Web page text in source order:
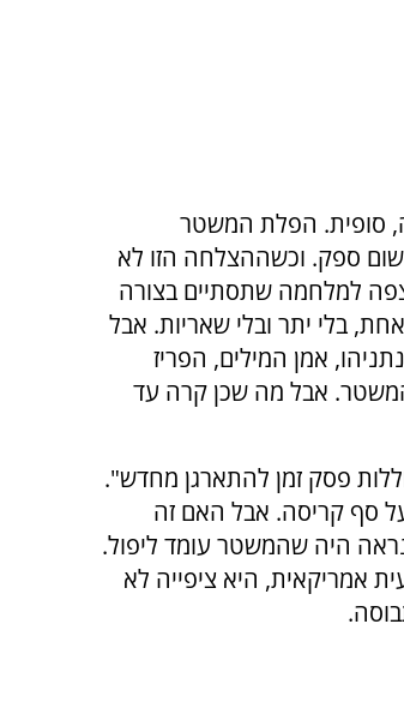
סופית. הפלת המשטר
ספק. וכשההצלחה הזו לא
למלחמה שתסתיים בצורה
בלי יתר ובלי שאריות. אבל
אמן המילים, הפריז
אבל מה שכן קרה עד
פסק זמן להתארגן מחדש".
סף קריסה. אבל האם זה
היה שהמשטר עומד ליפול.
אמריקאית, היא ציפייה לא